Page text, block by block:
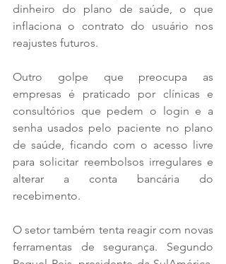
dinheiro do plano de saúde, o que
inflaciona o contrato do usuário nos
reajustes futuros.
Outro golpe que preocupa as
empresas é praticado por clínicas e
consultórios que pedem o login e a
senha usados pelo paciente no plano
de saúde, ficando com o acesso livre
para solicitar reembolsos irregulares e
alterar a conta bancária do
recebimento.
O setor também tenta reagir com novas
ferramentas de segurança. Segundo